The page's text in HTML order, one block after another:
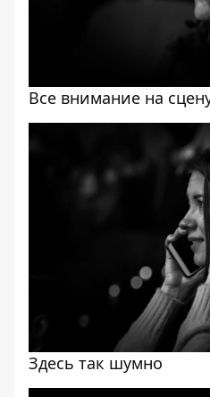
Все внимание на
Здесь так шумно